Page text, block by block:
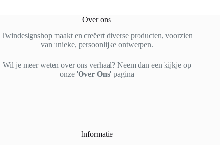
Over ons
Twindesignshop maakt en creëert diverse producten, voorzien
van unieke, persoonlijke ontwerpen.
Wil je meer weten over ons verhaal? Neem dan een kijkje op
onze 'Over Ons' pagina
Informatie